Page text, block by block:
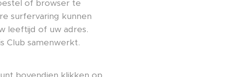
of browser te
surfervaring kunnen
leeftijd of uw adres.
Club samenwerkt.